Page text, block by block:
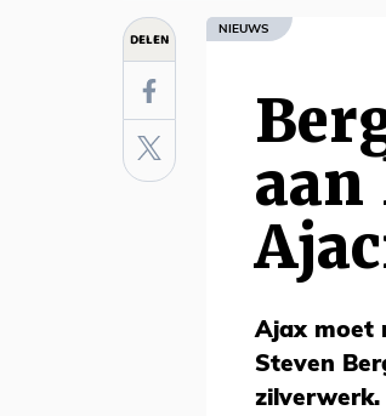
DELEN NIEUWS
Ajax moet
Steven
zilverwerk.